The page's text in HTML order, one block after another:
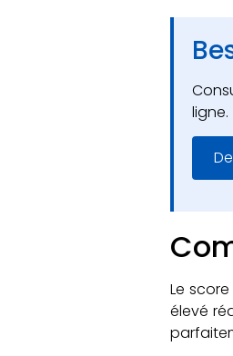
ligne.
Le
élevé